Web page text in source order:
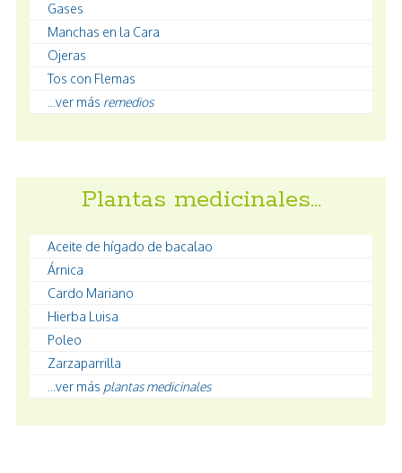
Gases
Manchas en la Cara
Ojeras
Tos con Flemas
...ver más remedios
Plantas medicinales…
Aceite de hígado de bacalao
Árnica
Cardo Mariano
Hierba Luisa
Poleo
Zarzaparrilla
...ver más plantas medicinales